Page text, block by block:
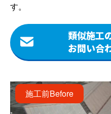
す。
類似施工
お問い合
施工前Before